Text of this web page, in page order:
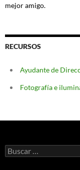
mejor amigo.
RECURSOS
Ayudante de
Fotografía e
Buscar: